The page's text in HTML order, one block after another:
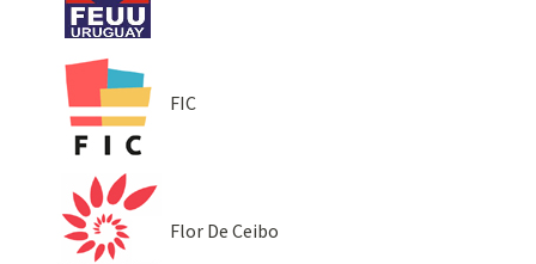
FIC
Flor De Ceibo